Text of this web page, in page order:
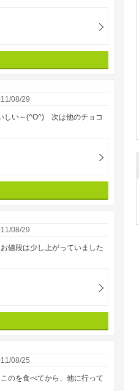
08/29
しい～(^O^) 次は他のチョコ
08/29
値段は少し上がっていました
08/25
のを食べてから、他に行って